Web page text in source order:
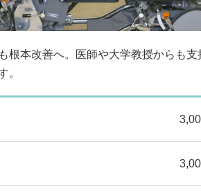
根本改善へ。医師や大学教授からも
。